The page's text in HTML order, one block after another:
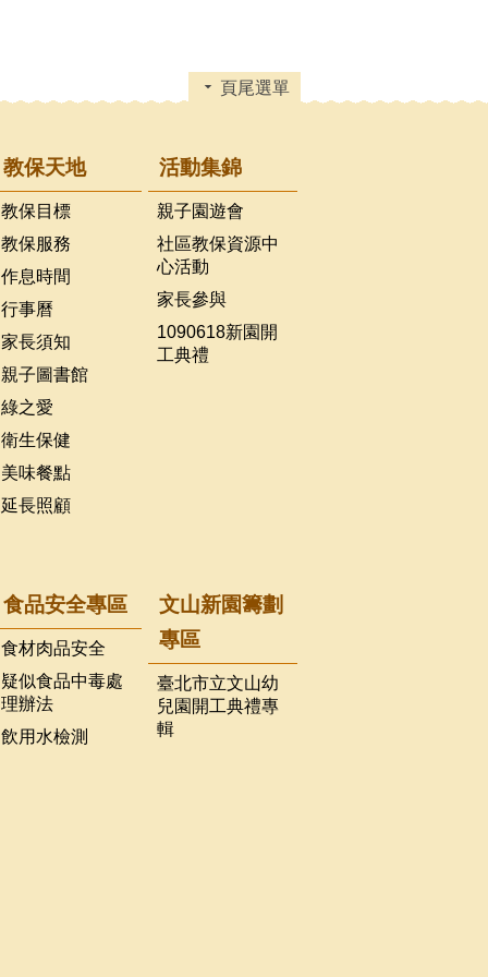
頁尾選單
教保天地
教保目標
教保服務
作息時間
行事曆
家長須知
親子圖書館
綠之愛
衛生保健
美味餐點
延長照顧
活動集錦
親子園遊會
社區教保資源中
心活動
家長參與
1090618新園開
工典禮
食品安全專區
食材肉品安全
疑似食品中毒處
理辦法
飲用水檢測
文山新園籌劃
專區
臺北市立文山幼
兒園開工典禮專
輯